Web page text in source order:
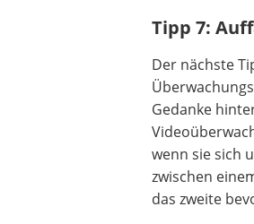
Tipp 7:
Der nächste
Gedanke
wenn sie sich
zwischen
das zweite